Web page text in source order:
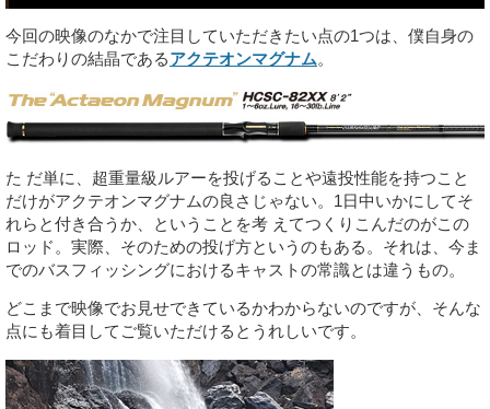
今回の映像のなかで注目していただきたい点の1つは、僕自身の
こだわりの結晶であるアクテオンマグナム。
た だ単に、超重量級ルアーを投げることや遠投性能を持つこと
だけがアクテオンマグナムの良さじゃない。1日中いかにしてそ
れらと付き合うか、ということを考 えてつくりこんだのがこの
ロッド。実際、そのための投げ方というのもある。それは、今ま
でのバスフィッシングにおけるキャストの常識とは違うもの。
どこまで映像でお見せできているかわからないのですが、そんな
点にも着目してご覧いただけるとうれしいです。